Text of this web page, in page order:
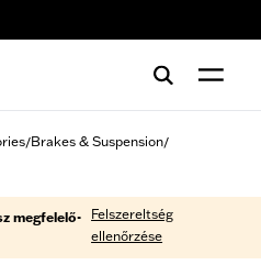
/Brakes & Suspension/
megfelelő-
Felszereltség
ellenőrzése